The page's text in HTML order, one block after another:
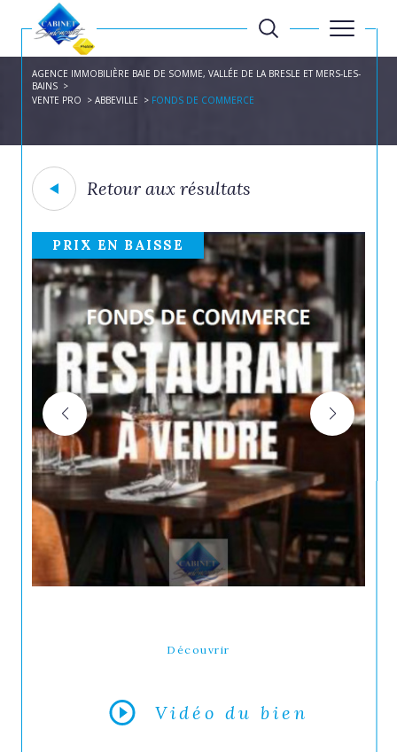
AGENCE IMMOBILIÈRE BAIE DE SOMME, VALLÉE DE LA BRESLE ET MERS-LES-
BAINS
VENTE PRO
ABBEVILLE FONDS DE COMMERCE
Retour aux résultats
PRIX EN BAISSE
Découvrir
Vidéo du bien